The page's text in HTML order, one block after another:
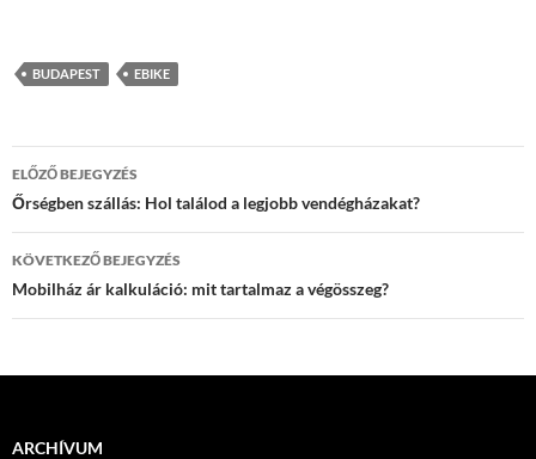
BUDAPEST EBIKE
Bejegyzés
navigáció
ELŐZŐ BEJEGYZÉS
Őrségben szállás: Hol találod a legjobb vendégházakat?
KÖVETKEZŐ BEJEGYZÉS
Mobilház ár kalkuláció: mit tartalmaz a végösszeg?
ARCHÍVUM